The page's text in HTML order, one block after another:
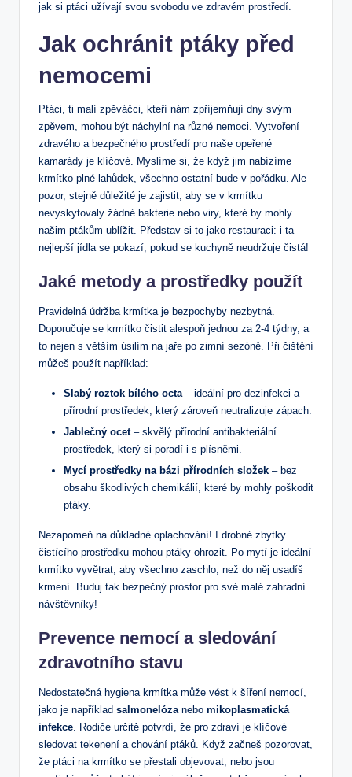
jak si ptáci užívají svou svobodu ve zdravém prostředí.
Jak ochránit ptáky před
nemocemi
Ptáci, ti malí zpěváčci, kteří nám zpříjemňují dny svým
zpěvem, mohou být náchylní na různé nemoci. Vytvoření
zdravého a bezpečného prostředí pro naše opeřené
kamarády je klíčové. Myslíme si, že když jim nabízíme
krmítko plné lahůdek, všechno ostatní bude v pořádku. Ale
pozor, stejně důležité je zajistit, aby se v krmítku
nevyskytovaly žádné bakterie nebo viry, které by mohly
našim ptákům ublížit. Představ si to jako restauraci: i ta
nejlepší jídla se pokazí, pokud se kuchyně neudržuje čistá!
Jaké metody a prostředky použít
Pravidelná údržba krmítka je bezpochyby nezbytná.
Doporučuje se krmítko čistit alespoň jednou za 2-4 týdny, a
to nejen s větším úsilím na jaře po zimní sezóně. Při čištění
můžeš použít například:
Slabý roztok bílého octa – ideální pro dezinfekci a
přírodní prostředek, který zároveň neutralizuje zápach.
Jablečný ocet– skvělý přírodní antibakteriální
prostředek, který si poradí i s plísněmi.
Mycí prostředky na bázi přírodních složek – bez
obsahu škodlivých chemikálií, které by mohly poškodit
ptáky.
Nezapomeň na důkladné oplachování! I drobné zbytky
čistícího prostředku mohou ptáky ohrozit. Po mytí je ideální
krmítko vyvětrat, aby všechno zaschlo, než do něj usadíš
krmení. Buduj tak bezpečný prostor pro své malé zahradní
návštěvníky!
Prevence nemocí a sledování
zdravotního stavu
Nedostatečná hygiena krmítka může vést k šíření nemocí,
jako je například salmonelóza nebo mikoplasmatická
infekce . Rodiče určitě potvrdí, že pro zdraví je klíčové
sledovat tekenení a chování ptáků. Když začneš pozorovat,
že ptáci na krmítko se přestali objevovat, nebo jsou